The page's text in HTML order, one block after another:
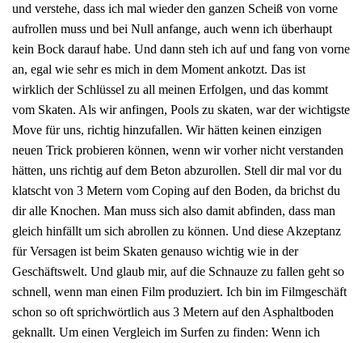
und verstehe, dass ich mal wieder den ganzen Scheiß von vorne
aufrollen muss und bei Null anfange, auch wenn ich überhaupt
kein Bock darauf habe. Und dann steh ich auf und fang von vorne
an, egal wie sehr es mich in dem Moment ankotzt. Das ist
wirklich der Schlüssel zu all meinen Erfolgen, und das kommt
vom Skaten. Als wir anfingen, Pools zu skaten, war der wichtigste
Move für uns, richtig hinzufallen. Wir hätten keinen einzigen
neuen Trick probieren können, wenn wir vorher nicht verstanden
hätten, uns richtig auf dem Beton abzurollen. Stell dir mal vor du
klatscht von 3 Metern vom Coping auf den Boden, da brichst du
dir alle Knochen. Man muss sich also damit abfinden, dass man
gleich hinfällt um sich abrollen zu können. Und diese Akzeptanz
für Versagen ist beim Skaten genauso wichtig wie in der
Geschäftswelt. Und glaub mir, auf die Schnauze zu fallen geht so
schnell, wenn man einen Film produziert. Ich bin im Filmgeschäft
schon so oft sprichwörtlich aus 3 Metern auf den Asphaltboden
geknallt. Um einen Vergleich im Surfen zu finden: Wenn ich